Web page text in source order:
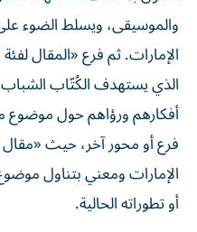
والموسيقى، ويسلط الضوء
أفكارهم ورؤاهم حول موضوع
فرع أو محور آخر، حيث
الإمارات ومعني بتناول
أو تطوراته الحالية.